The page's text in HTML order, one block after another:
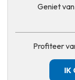
Geniet
Profiteer
IK